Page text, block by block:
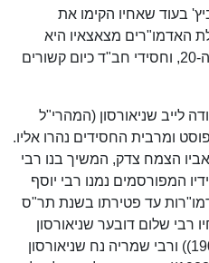
בעוד שאחיו הקימו את
האדמו"רים מצאצאיו היא
היחידה ששרדה עד סוף המאה ה-20, וחסידי חב"ד כיום קשורים
לייב שניאורסון (המהרי"ל
ומרבית החסידים נהרו אליו.
הצמח צדק, המשיך בנו רבי
המפורסמים נמנו רבי יוסף
עד פטירתו בשנת תר"ס
רבי שלום דובער שניאורסון
מרציצה (נפטר ב- ה'תרס"ח (1908)) ורבי שמריה נח שניאורסון